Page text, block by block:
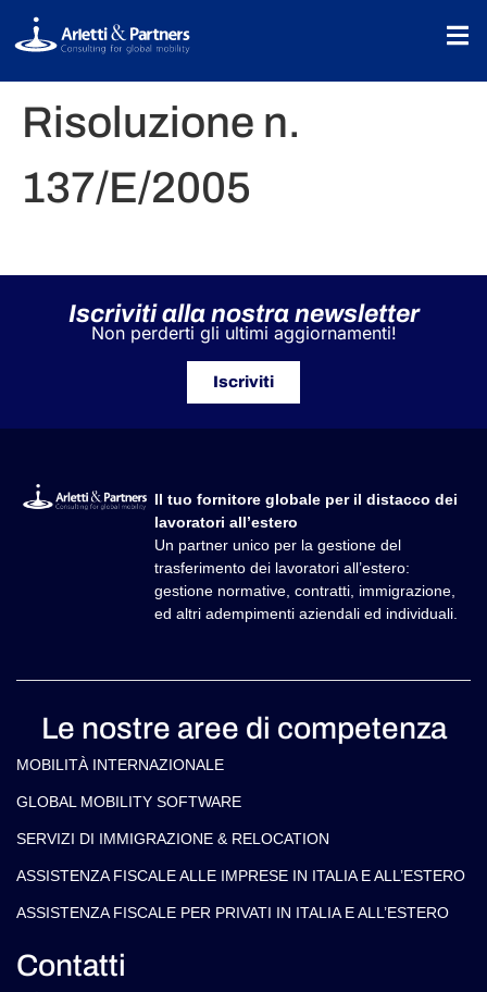
Risoluzione n.
137/E/2005
Iscriviti alla nostra newsletter
Non perderti gli ultimi aggiornamenti!
Iscriviti
Il tuo fornitore globale per il distacco dei
lavoratori all’estero
Un partner unico per la gestione del
trasferimento dei lavoratori all’estero:
gestione normative, contratti, immigrazione,
ed altri adempimenti aziendali ed individuali.
Le nostre aree di competenza
MOBILITÀ INTERNAZIONALE
GLOBAL MOBILITY SOFTWARE​
SERVIZI DI IMMIGRAZIONE & RELOCATION
ASSISTENZA FISCALE ALLE IMPRESE IN ITALIA E ALL’ESTERO
ASSISTENZA FISCALE PER PRIVATI IN ITALIA E ALL’ESTERO
Contatti